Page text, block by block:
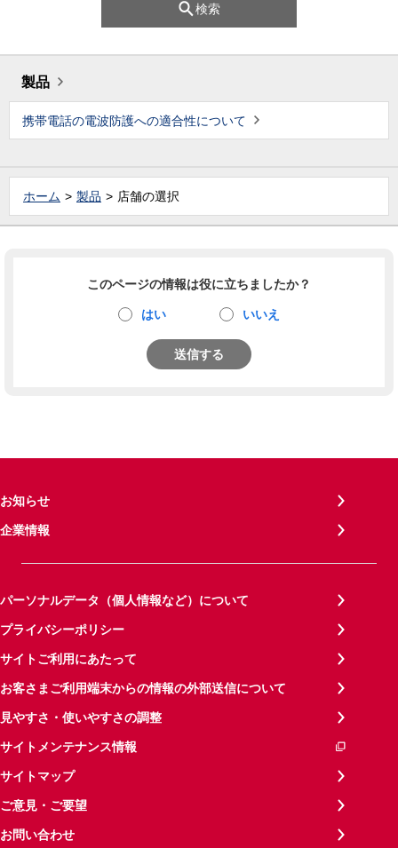
検索
製品
携帯電話の電波防護への適合性について
ホーム 製品 店舗の選択
このページの情報は役に立ちましたか？
はい いいえ
送信する
お知らせ
企業情報
パーソナルデータ（個人情報など）について
プライバシーポリシー
サイトご利用にあたって
お客さまご利用端末からの情報の外部送信について
見やすさ・使いやすさの調整
サイトメンテナンス情報
サイトマップ
ご意見・ご要望
お問い合わせ